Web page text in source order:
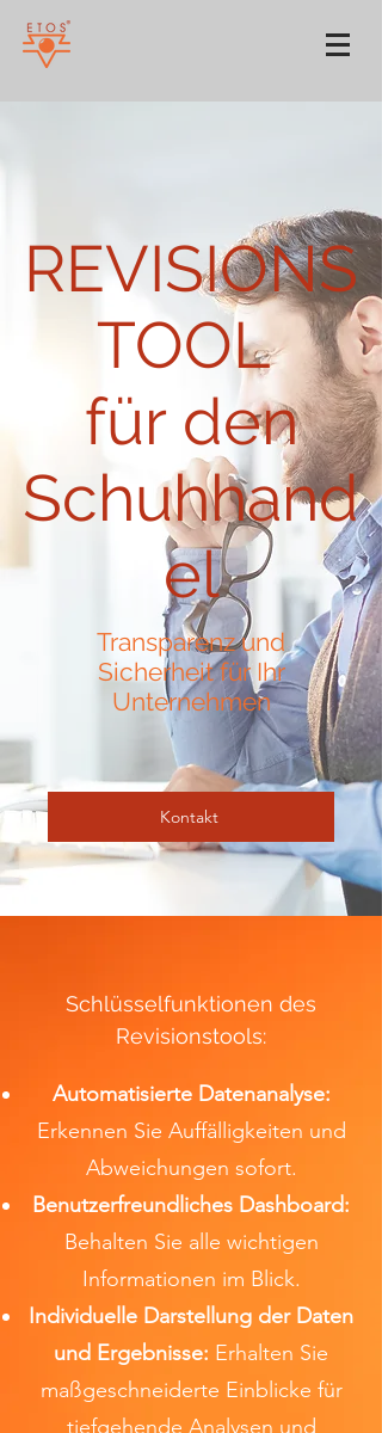
REVISIONS
TOOL
für den
Schuhhand
el
Transparenz und
Sicherheit für Ihr
Unternehmen
Kontakt
Schlüsselfunktionen des
Revisionstools:
Automatisierte Datenanalyse:
Erkennen Sie Auffälligkeiten und
Abweichungen sofort.
Benutzerfreundliches Dashboard:
Behalten Sie alle wichtigen
Informationen im Blick.
Individuelle Darstellung der Daten
und Ergebnisse: Erhalten Sie
maßgeschneiderte Einblicke für
tiefgehende Analysen und